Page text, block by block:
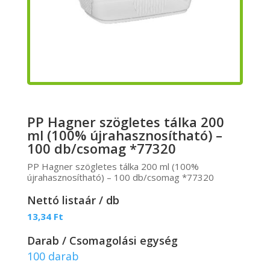
PP Hagner szögletes tálka 200
ml (100% újrahasznosítható) –
100 db/csomag *77320
PP Hagner szögletes tálka 200 ml (100%
újrahasznosítható) – 100 db/csomag *77320
Nettó listaár / db
13,34 Ft
Darab / Csomagolási egység
100 darab